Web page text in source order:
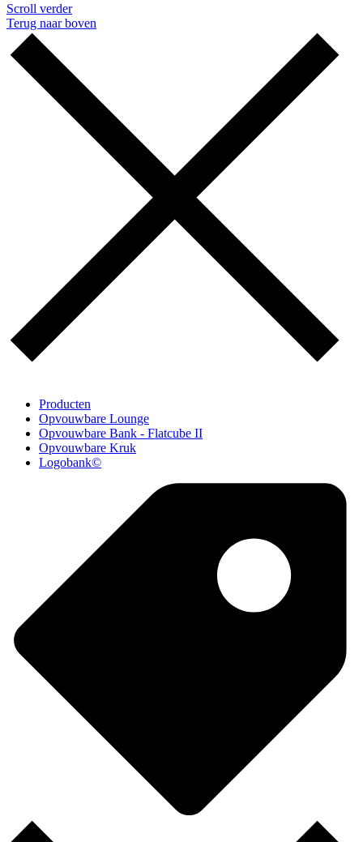
Scroll verder
Terug naar boven
Producten
Opvouwbare Lounge
Opvouwbare Bank - Flatcube II
Opvouwbare Kruk
Logobank©